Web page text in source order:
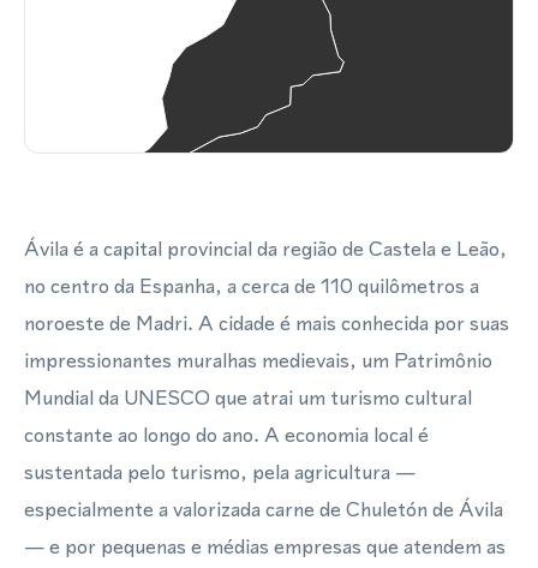
Ávila é a capital provincial da região de Castela e Leão,
no centro da Espanha, a cerca de 110 quilômetros a
noroeste de Madri. A cidade é mais conhecida por suas
impressionantes muralhas medievais, um Patrimônio
Mundial da UNESCO que atrai um turismo cultural
constante ao longo do ano. A economia local é
sustentada pelo turismo, pela agricultura —
especialmente a valorizada carne de Chuletón de Ávila
— e por pequenas e médias empresas que atendem as